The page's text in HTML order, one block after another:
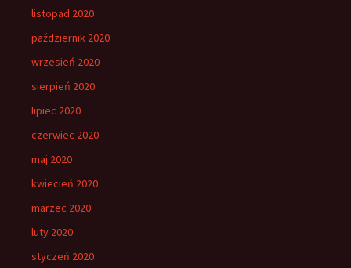
listopad 2020
październik 2020
wrzesień 2020
sierpień 2020
lipiec 2020
czerwiec 2020
maj 2020
kwiecień 2020
marzec 2020
luty 2020
styczeń 2020